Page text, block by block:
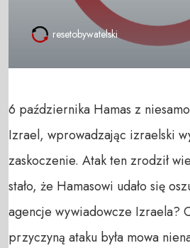
resetobywatelski
6 października Hamas z
Izrael, wprowadzając izraelski
zaskoczenie. Atak ten zrodził
stało, że Hamasowi udało się
agencje wywiadowcze Izraela?
przyczyną ataku była mowa